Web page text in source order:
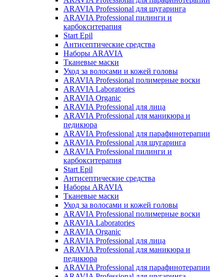
ARAVIA Professional для шугаринга
ARAVIA Professional пилинги и
карбокситерапия
Start Epil
Антисептические средства
Наборы ARAVIA
Тканевые маски
Уход за волосами и кожей головы
ARAVIA Professional полимерные воски
ARAVIA Laboratories
ARAVIA Organic
ARAVIA Professional для лица
ARAVIA Professional для маникюра и
педикюра
ARAVIA Professional для парафинотерапии
ARAVIA Professional для шугаринга
ARAVIA Professional пилинги и
карбокситерапия
Start Epil
Антисептические средства
Наборы ARAVIA
Тканевые маски
Уход за волосами и кожей головы
ARAVIA Professional полимерные воски
ARAVIA Laboratories
ARAVIA Organic
ARAVIA Professional для лица
ARAVIA Professional для маникюра и
педикюра
ARAVIA Professional для парафинотерапии